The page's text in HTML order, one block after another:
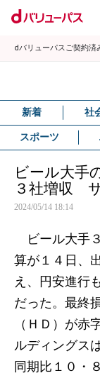
dバリューパスご契約済
新着 社
スポーツ
ビール大手
３社増収
2024/05/14 18:14
ビール大手
算が１４日、
え、円安進行
だった。最終
（ＨＤ）が
ルディングス
同期比１０・